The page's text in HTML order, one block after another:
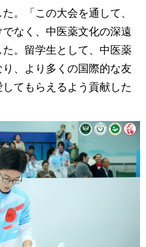
。「この大会を通して、
なく、中医薬文化の深遠
。留学生として、中医薬
、より多くの国際的な友
てもらえるよう貢献した